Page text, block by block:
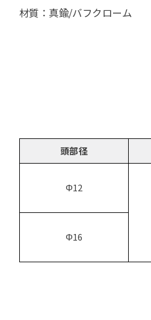
材質：真鍮/バフクローム
頭部径
Φ12
Φ16